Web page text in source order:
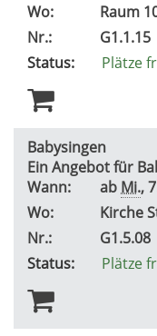
Wo:
Raum
Nr.:
G1.1.15
Status:
Plätze
Babysingen
Ein Angebot für
Wann:
ab Mi.,
Wo:
Kirche
Nr.:
G1.5.08
Status:
Plätze